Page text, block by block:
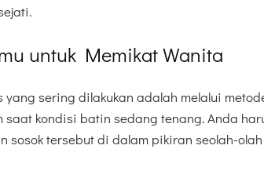
untuk Memikat Wanita
yang sering dilakukan adalah melalui
kondisi batin sedang tenang. Anda
sosok tersebut di dalam pikiran seolah-